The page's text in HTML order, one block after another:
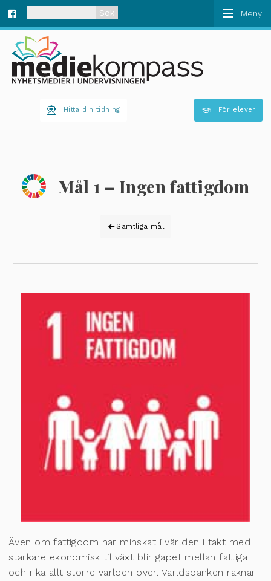
ce
När automatisk komplettering av resultat är
Hitta din tidning För elever
Mål 1 – Ingen fattigdom
Samtliga mål
Även om fattigdom har minskat i världen i takt med
starkare ekonomisk tillväxt blir gapet mellan fattiga
och rika allt större världen över. Världsbanken räknar